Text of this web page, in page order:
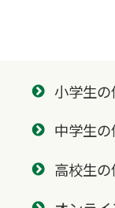
小学生
中学生
高校生